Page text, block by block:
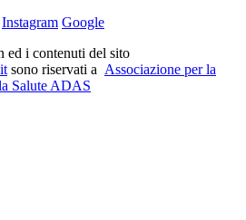
Instagram Google
i contenuti del sito
sono riservati a Associazione per la
Salute ADAS